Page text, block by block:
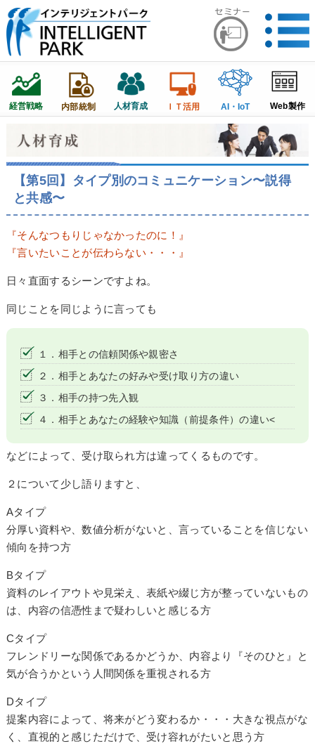
経営戦略 内部統制 人材育成 ＩＴ活用 AI・IoT Web製作
【第5回】タイプ別のコミュニケーション〜説得
と共感〜
『そんなつもりじゃなかったのに！』
『言いたいことが伝わらない・・・』
日々直面するシーンですよね。
同じことを同じように言っても
１．相手との信頼関係や親密さ
２．相手とあなたの好みや受け取り方の違い
３．相手の持つ先入観
４．相手とあなたの経験や知識（前提条件）の違い<
などによって、受け取られ方は違ってくるものです。
２について少し語りますと、
Aタイプ
分厚い資料や、数値分析がないと、言っていることを信じない
傾向を持つ方
Bタイプ
資料のレイアウトや見栄え
、表紙や綴じ方が整っていないもの
は、内容の信憑性まで疑わしいと感じる方
Cタイプ
フレンドリーな関係であるかどうか、内容より
『そのひと』
と
気が合うかという人間関係を重視される方
Dタイプ
提案内容によって、将来がどう変わるか・・・ 大きな視点がな
く、直視的と感じただけで、受け容れがたいと思う方